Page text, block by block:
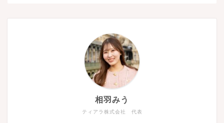
ティアラ株式会社 代表
相羽みう